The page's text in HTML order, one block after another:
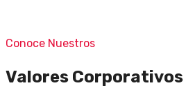
Conoce Nuestros
Valores Corporativos